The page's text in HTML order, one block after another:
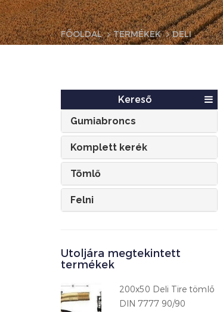
FŐOLDAL TERMÉKEK DELI
Kereső
Gumiabroncs
Komplett kerék
Tömlő
Felni
Utoljára megtekintett
termékek
200x50 Deli Tire tömlő
DIN 7777 90/90